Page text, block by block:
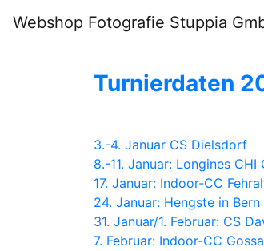
Webshop Fotografie Stuppia
Turnierdaten
3.-4. Januar CS Dielsdorf
8.-11. Januar: Longines CHI
17. Januar: Indoor-CC
24. Januar: Hengste in Bern
31. Januar/1. Februar: CS
7. Februar: Indoor-CC